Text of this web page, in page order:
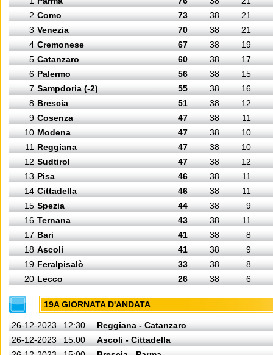
2 Como 73 38
21
3 Venezia 70 38
21
4 Cremonese 67 38
19
5 Catanzaro 60 38
17
6 Palermo 56 38
15
7 Sampdoria (-2) 55 38
16
8 Brescia 51 38
12
9 Cosenza 47 38
11
10 Modena 47 38
10
11 Reggiana 47 38
10
12 Sudtirol 47 38
12
13 Pisa 46 38
11
14 Cittadella 46 38
11
15 Spezia 44 38
9
16 Ternana 43 38
11
17 Bari 41 38
8
18 Ascoli 41 38
9
19 Feralpisalò 33 38
8
20 Lecco 26 38 6
19A GIORNATA D'ANDATA
26-12-2023 12:30
Reggiana - Catanzaro
26-12-2023
15:00
Ascoli - Cittadella